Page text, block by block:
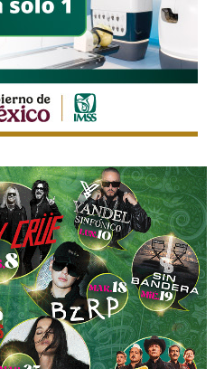
un flujo vehicular
la feria, privilegiando tanto la
al recinto como la seguridad
público y habitantes